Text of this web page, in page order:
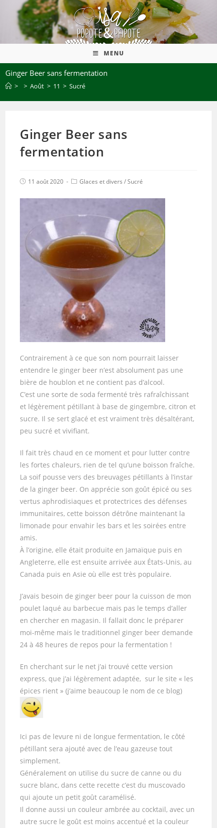
MENU
Ginger Beer sans fermentation
> > Août > 11 > Sucré
Ginger Beer sans
fermentation
11 août 2020 Glaces et divers /Sucré
Contrairement à ce que son nom pourrait laisser
entendre le ginger beer n’est absolument pas une
bière de houblon et ne contient pas d’alcool.
C’est une sorte de soda fermenté très rafraîchissant
et légèrement pétillant à base de gingembre, citron et
sucre. Il se sert glacé et est vraiment très désaltérant,
peu sucré et vivifiant.
Il fait très chaud en ce moment et pour lutter contre
les fortes chaleurs, rien de tel qu’une boisson fraîche.
La soif pousse vers des breuvages pétillants à l’instar
de la ginger beer. On apprécie son goût épicé ou ses
vertus aphrodisiaques et protectrices des défenses
immunitaires, cette boisson détrône maintenant la
limonade pour envahir les bars et les soirées entre
amis.
À l’origine, elle était produite en Jamaïque puis en
Angleterre, elle est ensuite arrivée aux États-Unis, au
Canada puis en Asie où elle est très populaire.
J’avais besoin de ginger beer pour la cuisson de mon
poulet laqué au barbecue mais pas le temps d’aller
en chercher en magasin. Il fallait donc le préparer
moi-même mais le traditionnel ginger beer demande
24 à 48 heures de repos pour la fermentation !
En cherchant sur le net j’ai trouvé cette version
express, que j’ai légèrement adaptée, sur le site « les
épices rient » (j’aime beaucoup le nom de ce blog)
Ici pas de levure ni de longue fermentation, le côté
pétillant sera ajouté avec de l’eau gazeuse tout
simplement.
Généralement on utilise du sucre de canne ou du
sucre blanc, dans cette recette c’est du muscovado
qui ajoute un petit goût caramélisé.
Il donne aussi un couleur ambrée au cocktail, avec un
autre sucre le goût est moins accentué et la couleur